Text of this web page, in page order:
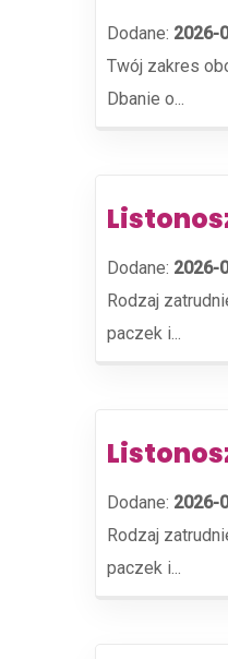
Dodane: 2026-
Twój zakres
Dbanie o...
Dodane: 2026-
Rodzaj
paczek i...
Dodane: 2026-
Rodzaj
paczek i...